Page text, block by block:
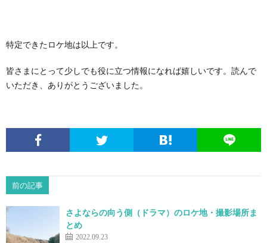
特定できたロケ地は以上です。
皆さまにとって少しでも役に立つ情報になれば嬉しいです。読んで
いただき、ありがとうございました。
前の記事
さよならの向う側（ドラマ）のロケ地・撮影場所ま
とめ
2022.09.23